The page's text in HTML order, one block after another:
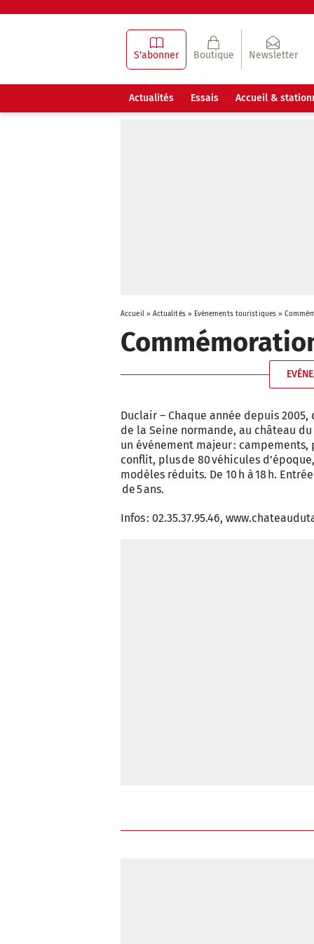
S'abonner Boutique Newsletter
Actualités Essais Accueil &
Accueil» Actualités» Evénements touristiques »
Duclair – Chaque année depuis
de la Seine normande, au château
un événement majeur :
conflit, plus de 80 véhicules
modèles réduits. De 10 h à 18 h.
de 5 ans.
Infos : 02.35.37.95.46,